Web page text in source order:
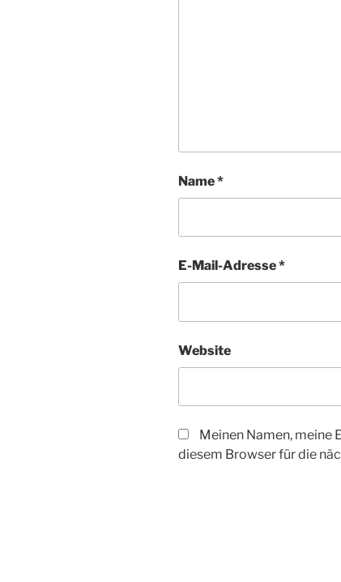
Name*
E-Mail-Adresse*
Website
Meinen Namen, meine
diesem Browser für die